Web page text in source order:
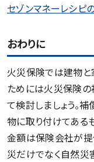
セゾンマネーレシピ
おわりに
火災保険では建物と
ためには火災保険
て検討しましょう。
物に取り付けてある
金額は保険会社が提
災だけでなく自然